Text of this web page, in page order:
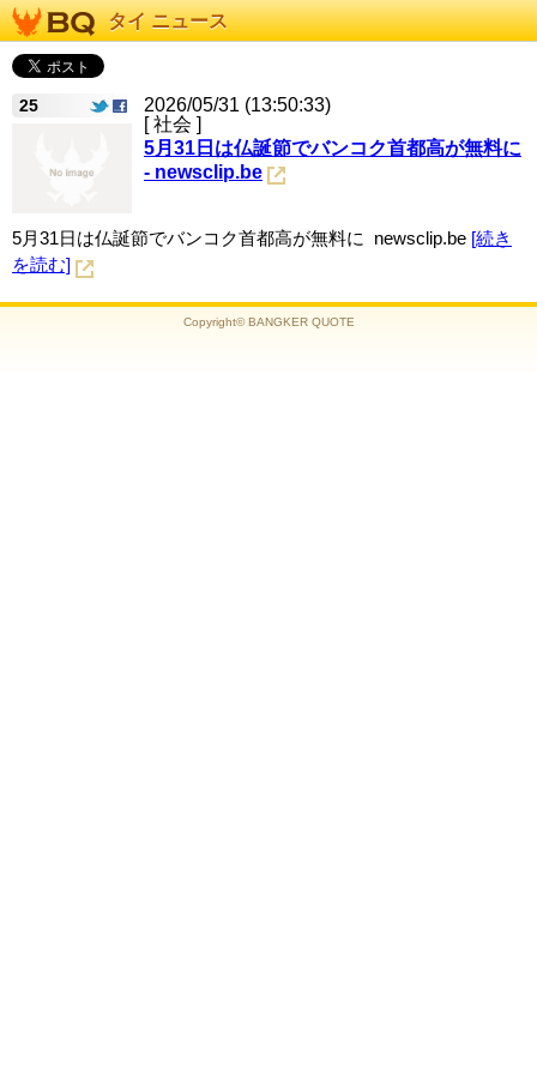
タイ ニュース
25
2026/05/31 (13:50:33)
[ 社会 ]
5月31日は仏誕節でバンコク首都高が無料に
- newsclip.be
5月31日は仏誕節でバンコク首都高が無料に newsclip.be [続き
を読む]
Copyright© BANGKER QUOTE